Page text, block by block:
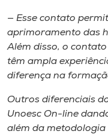
Selecione
o idioma
A+
A-
— Esse contato
aprimoramento das
Além disso, o
têm ampla
diferença na
Outros diferenciais
Unoesc On-line
além da metodologia